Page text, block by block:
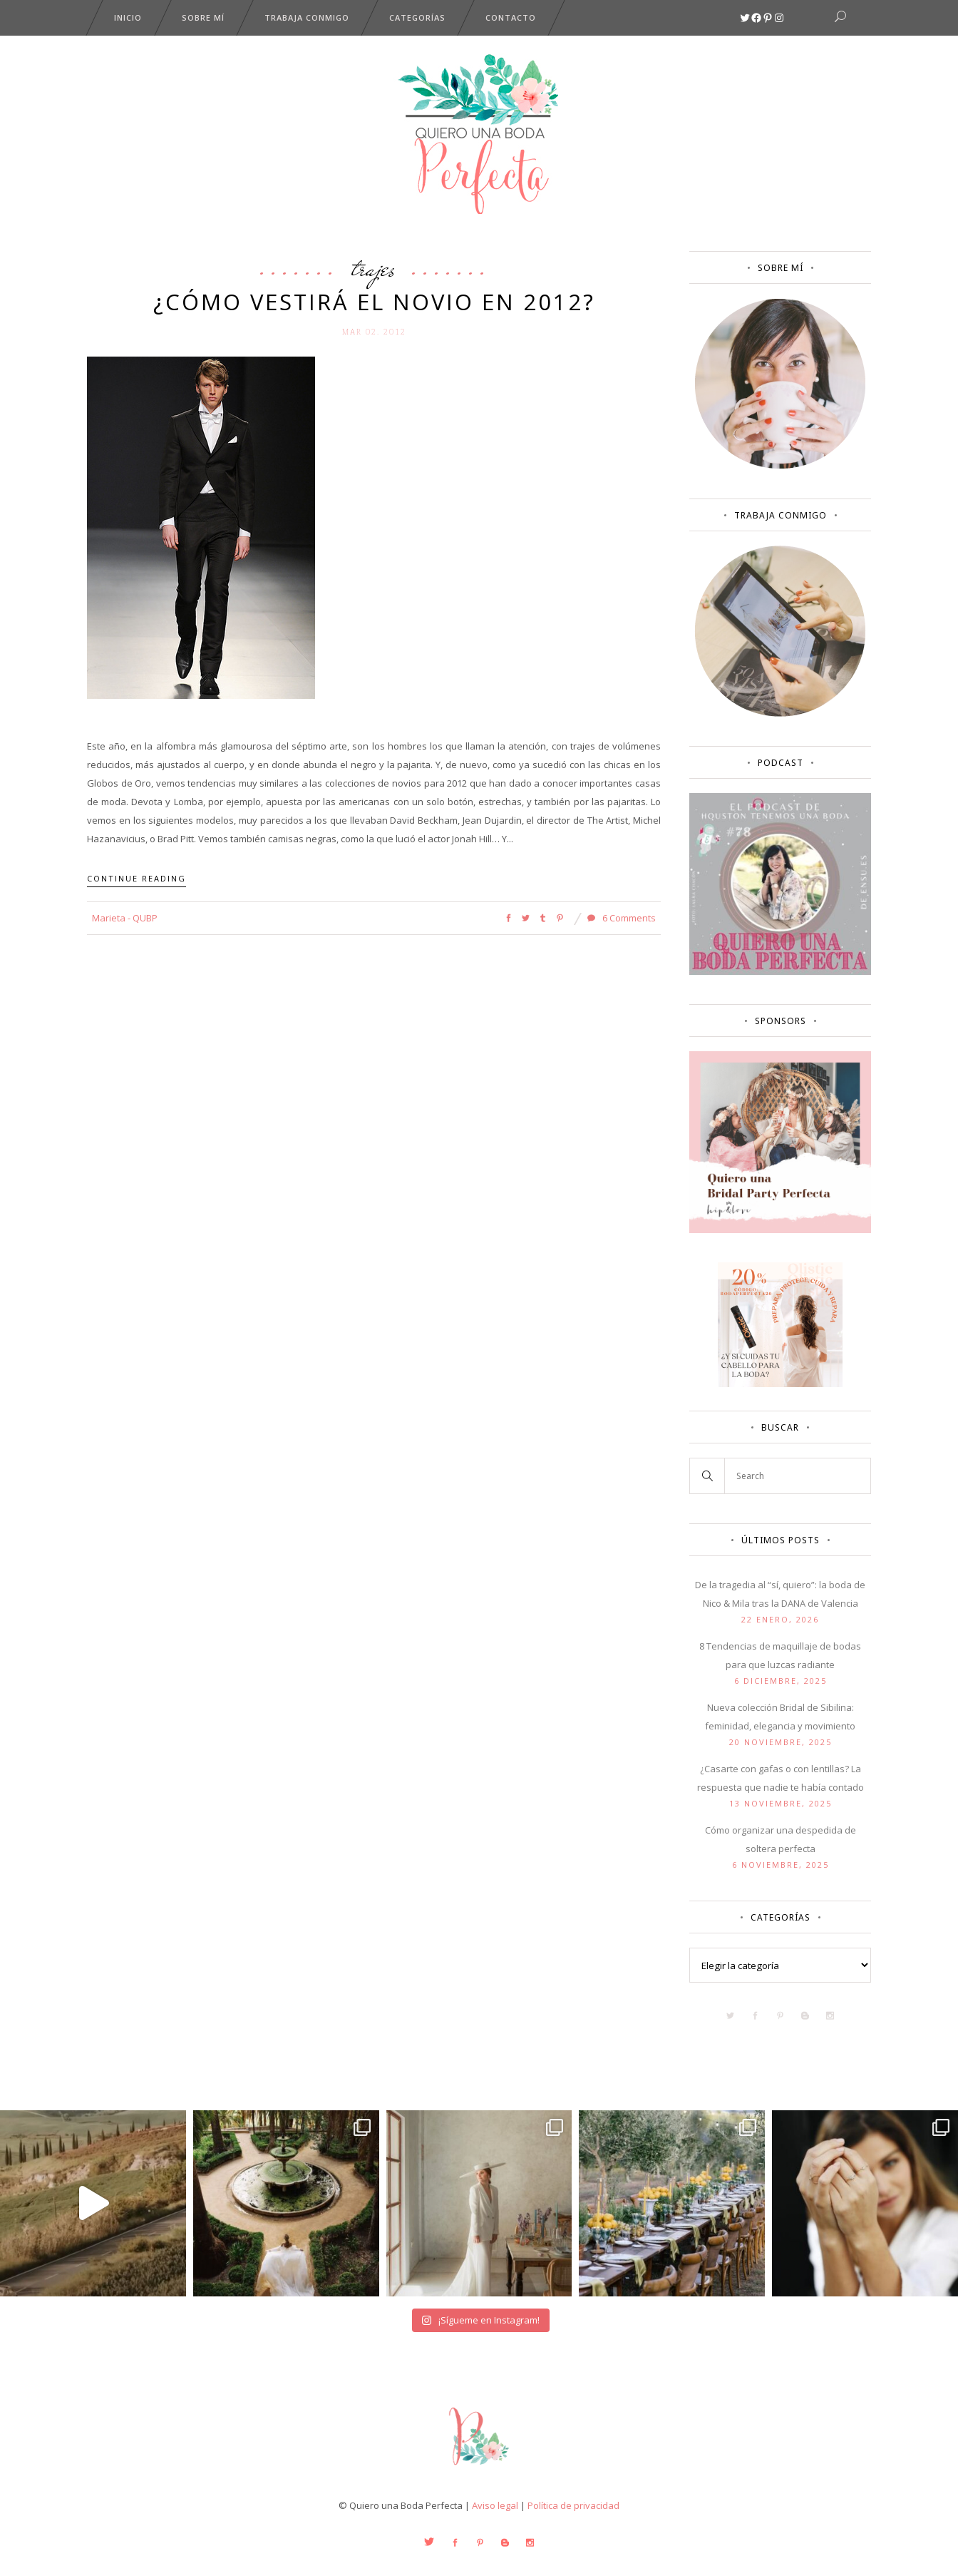
INICIO SOBRE MÍ TRABAJA CONMIGO CATEGORÍAS CONTACTO Twitter
Facebook
Pinterest
Instagram
trajes
¿CÓMO VESTIRÁ EL NOVIO EN 2012?
MAR 02. 2012
Este año, en la alfombra más glamourosa del séptimo arte, son los hombres los que llaman la atención, con trajes de volúmenes
reducidos, más ajustados al cuerpo, y en donde abunda el negro y la pajarita. Y, de nuevo, como ya sucedió con las chicas en los
Globos de Oro, vemos tendencias muy similares a las colecciones de novios para 2012 que han dado a conocer importantes casas
de moda. Devota y Lomba, por ejemplo, apuesta por las americanas con un solo botón, estrechas, y también por las pajaritas. Lo
vemos en los siguientes modelos, muy parecidos a los que llevaban David Beckham, Jean Dujardin, el director de The Artist, Michel
Hazanavicius, o Brad Pitt. Vemos también camisas negras, como la que lució el actor Jonah Hill… Y...
CONTINUE READING
Marieta - QUBP 6 Comments
SOBRE MÍ
TRABAJA CONMIGO
PODCAST
SPONSORS
BUSCAR
ÚLTIMOS POSTS
De la tragedia al “sí, quiero”: la boda de
Nico & Mila tras la DANA de Valencia
22 ENERO, 2026
8 Tendencias de maquillaje de bodas
para que luzcas radiante
6 DICIEMBRE, 2025
Nueva colección Bridal de Sibilina:
feminidad, elegancia y movimiento
20 NOVIEMBRE, 2025
¿Casarte con gafas o con lentillas? La
respuesta que nadie te había contado
13 NOVIEMBRE, 2025
Cómo organizar una despedida de
soltera perfecta
6 NOVIEMBRE, 2025
CATEGORÍAS
¡Sígueme en Instagram!
© Quiero una Boda Perfecta | Aviso legal | Política de privacidad